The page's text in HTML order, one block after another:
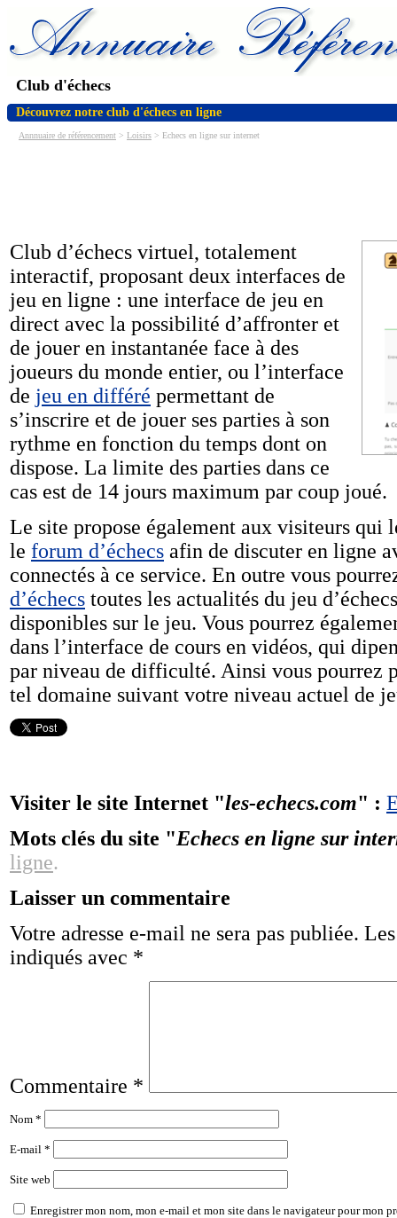
Club d'échecs
Découvrez notre club d'échecs en ligne
Annnuaire de référencement > Loisirs > Echecs en ligne sur internet
Club d’échecs virtuel, totalement
interactif, proposant deux interfaces de
jeu en ligne : une interface de jeu en
direct avec la possibilité d’affronter et
de jouer en instantanée face à des
joueurs du monde entier, ou l’interface
de jeu en différé permettant de
s’inscrire et de jouer ses parties à son
rythme en fonction du temps dont on
dispose. La limite des parties dans ce
cas est de 14 jours maximum par coup joué.
Le site propose également aux visiteurs qui
le forum d’échecs afin de discuter en ligne
connectés à ce service. En outre vous
d’échecs toutes les actualités du jeu
disponibles sur le jeu. Vous pourrez
dans l’interface de cours en vidéos, qui
par niveau de difficulté. Ainsi vous pourrez
tel domaine suivant votre niveau actuel de
Visiter le site Internet "les-echecs.com" :
Mots clés du site "Echecs en ligne sur
ligne.
Laisser un commentaire
Votre adresse e-mail ne sera pas publiée.
indiqués avec *
Commentaire *
Nom *
E-mail *
Site web
Enregistrer mon nom, mon e-mail et mon site dans le navigateur pour mon